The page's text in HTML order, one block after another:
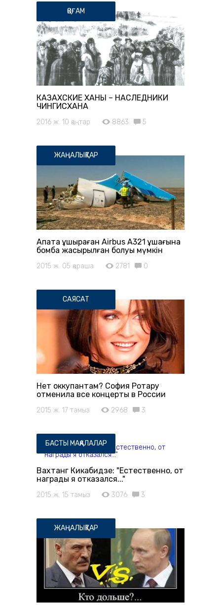
ҚОҒАМ
КАЗАХСКИЕ ХАНЫ – НАСЛЕДНИКИ
ЧИНГИСХАНА
2016 ж. 10 қаңтар 8863 5
ЖАҢАЛЫҚТАР
Апатқа ұшыраған Airbus A321 ұшағына
бомба жасырылған болуы мүмкін
2015 ж. 05 қараша 2781 0
САЯСАТ
Нет оккупантам? София Ротару
отменила все концерты в России
2015 ж. 17 тамыз 2968 3
БАСТЫ МАҚАЛАЛАР
Вахтанг Кикабидзе: "Естественно, от
награды я отказался..."
2015 ж. 15 тамыз 3076 3
ЖАҢАЛЫҚТАР